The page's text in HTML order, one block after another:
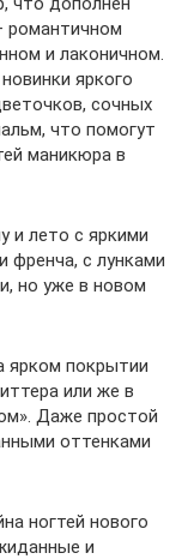
романтичном
и лаконичном.
яркого
сочных
что помогут
маникюра в
и лето с яркими
френча, с лунками
но уже в новом
ярком покрытии
или же в
Даже простой
оттенками
ногтей нового
и